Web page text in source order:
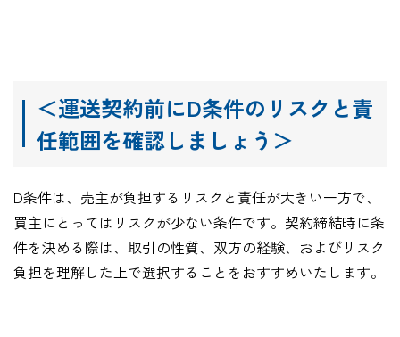
＜運送契約前にD条件のリスクと責
任範囲を確認しましょう＞
D条件は、売主が負担するリスクと責任が大きい一方で、
買主にとってはリスクが少ない条件です。契約締結時に条
件を決める際は、取引の性質、双方の経験、およびリスク
負担を理解した上で選択することをおすすめいたします。